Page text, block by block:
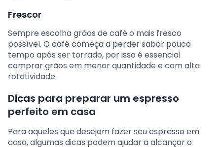
Frescor
Sempre escolha grãos de café o mais fresco
possível. O café começa a perder sabor pouco
tempo após ser torrado, por isso é essencial
comprar grãos em menor quantidade e com alta
rotatividade.
Dicas para preparar um espresso
perfeito em casa
Para aqueles que desejam fazer seu espresso em
casa, algumas dicas podem ajudar a alcançar o